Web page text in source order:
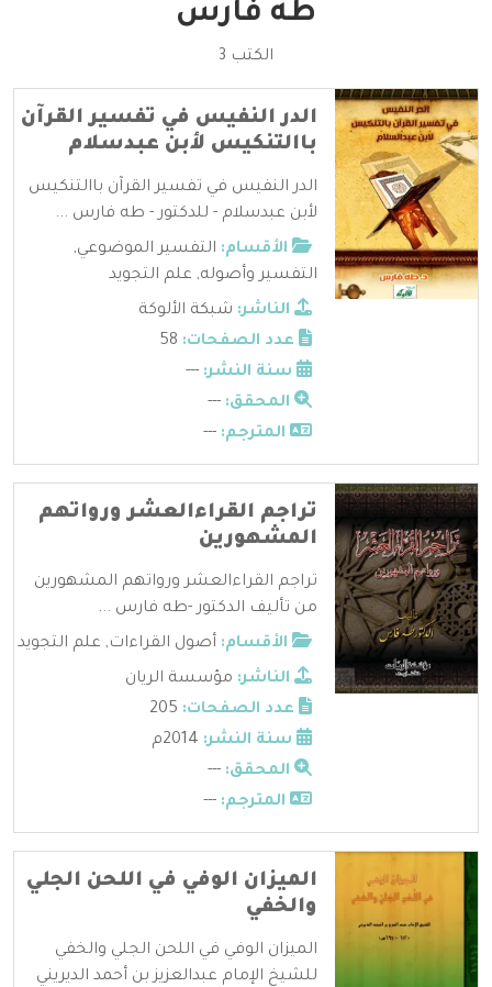
طه فارس
الكتب 3
الدر النفيس في تفسير القرآن
باالتنكيس لأبن عبدسلام
الدر النفيس في تفسير القرآن باالتنكيس
لأبن عبدسلام - للدكتور - طه فارس ...
الأقسام: التفسير الموضوعي,
التفسير وأصوله, علم التجويد
الناشر: شبكة الألوكة
عدد الصفحات:
سنة النشر: ---
المحقق: ---
المترجم: ---
تراجم القراءالعشر ورواتهم
المشهورين
تراجم القراءالعشر ورواتهم المشهورين
من تأليف الدكتور -طه فارس ...
الأقسام: أصول القراءات, علم التجويد
الناشر: مؤسسة الريان
عدد الصفحات:
سنة النشر:
المحقق: ---
المترجم: ---
الميزان الوفي في اللحن الجلي
والخفي
الميزان الوفي في اللحن الجلي والخفي
للشيخ الإمام عبدالعزيز بن أحمد الديريني